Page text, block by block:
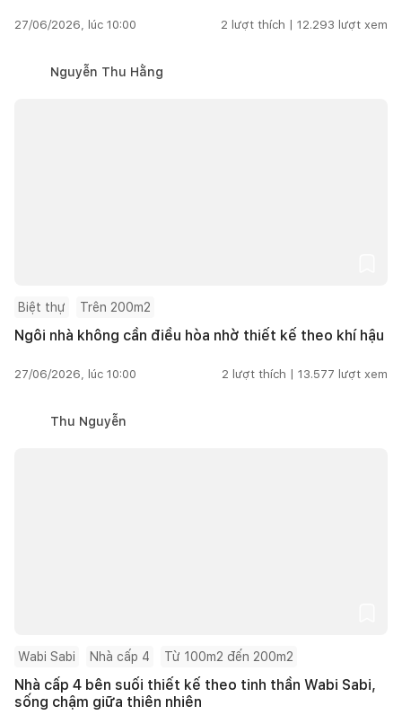
27/06/2026, lúc 10:00 2 lượt thích | 12.293 lượt xem
Nguyễn Thu Hằng
Biệt thự Trên 200m2
Ngôi nhà không cần điều hòa nhờ thiết kế theo khí hậu
27/06/2026, lúc 10:00 2 lượt thích | 13.577 lượt xem
Thu Nguyễn
Wabi Sabi Nhà cấp 4 Từ 100m2 đến 200m2
Nhà cấp 4 bên suối thiết kế theo tinh thần Wabi Sabi,
sống chậm giữa thiên nhiên